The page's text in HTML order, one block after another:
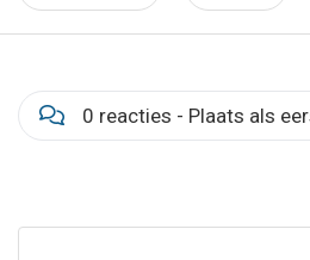
0 reacties - Plaats als